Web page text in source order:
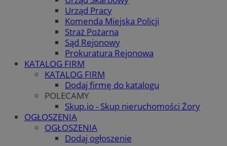
Urząd Pracy
Komenda Miejska Policji
Straż Pożarna
Sąd Rejonowy
Prokuratura Rejonowa
KATALOG FIRM
KATALOG FIRM
Dodaj firmę do katalogu
POLECAMY
Skup.io - Skup nieruchomości Żory
OGŁOSZENIA
OGŁOSZENIA
Dodaj ogłoszenie